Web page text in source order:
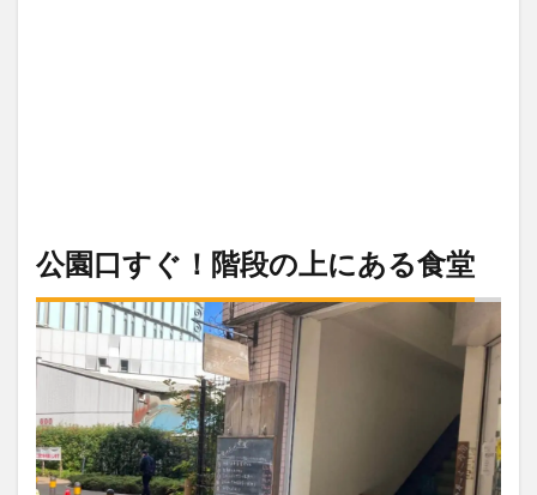
公園口すぐ！階段の上にある食堂